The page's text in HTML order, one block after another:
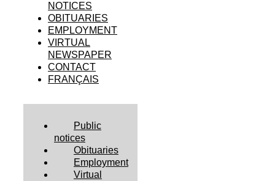
NOTICES
OBITUARIES
EMPLOYMENT
VIRTUAL
NEWSPAPER
CONTACT
FRANÇAIS
Public
notices
Obituaries
Employment
Virtual